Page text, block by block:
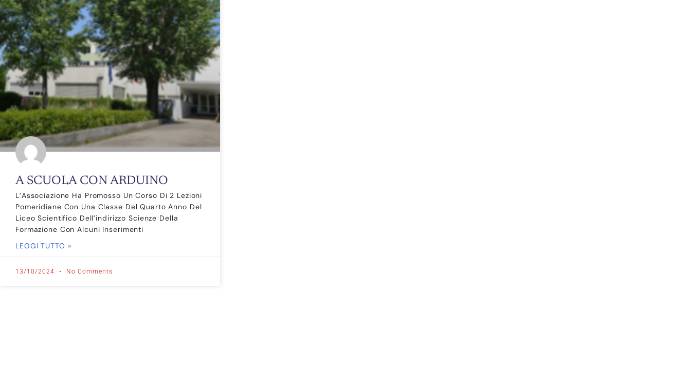
A SCUOLA CON ARDUINO
L’Associazione Ha Promosso Un Corso Di 2 Lezioni
Pomeridiane Con Una Classe Del Quarto Anno Del
Liceo Scientifico Dell’indirizzo Scienze Della
Formazione Con Alcuni Inserimenti
LEGGI TUTTO »
13/10/2024 No Comments